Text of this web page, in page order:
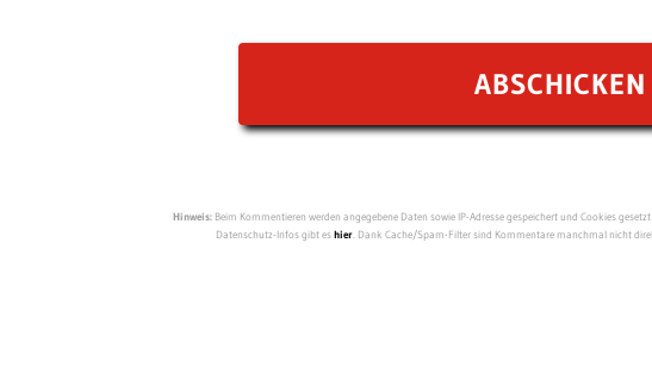
Hinweis:Beim Kommentieren werden angegebene Daten sowie IP-Adresse gespeichert und Cookies
Datenschutz-Infos gibt eshier. Dank Cache/Spam-Filter sind Kommentare manchmal nicht